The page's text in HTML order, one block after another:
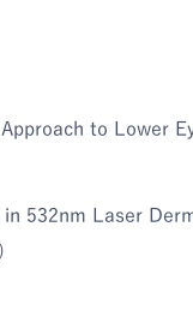
Approach to Lower
in 532nm Laser